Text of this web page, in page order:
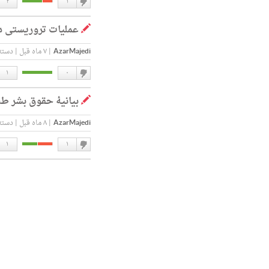
دوست
ندارمعملیات تروریستی
AzarMajedi
|۷ ماه قبل |
۱ ۰
دوست
ندارمبیانیۀ حقوق بشر
AzarMajedi
|۸ ماه قبل |
۱ ۱
دوست